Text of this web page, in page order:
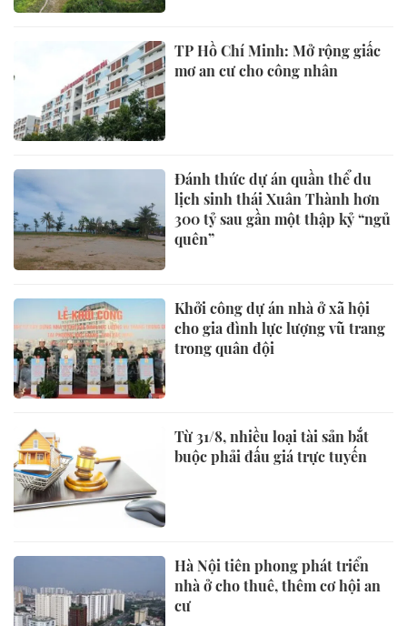
TP Hồ Chí Minh: Mở rộng giấc
mơ an cư cho công nhân
Đánh thức dự án quần thể du
lịch sinh thái Xuân Thành hơn
300 tỷ sau gần một thập kỷ “ngủ
quên”
Khởi công dự án nhà ở xã hội
cho gia đình lực lượng vũ trang
trong quân đội
Từ 31/8, nhiều loại tài sản bắt
buộc phải đấu giá trực tuyến
Hà Nội tiên phong phát triển
nhà ở cho thuê, thêm cơ hội an
cư